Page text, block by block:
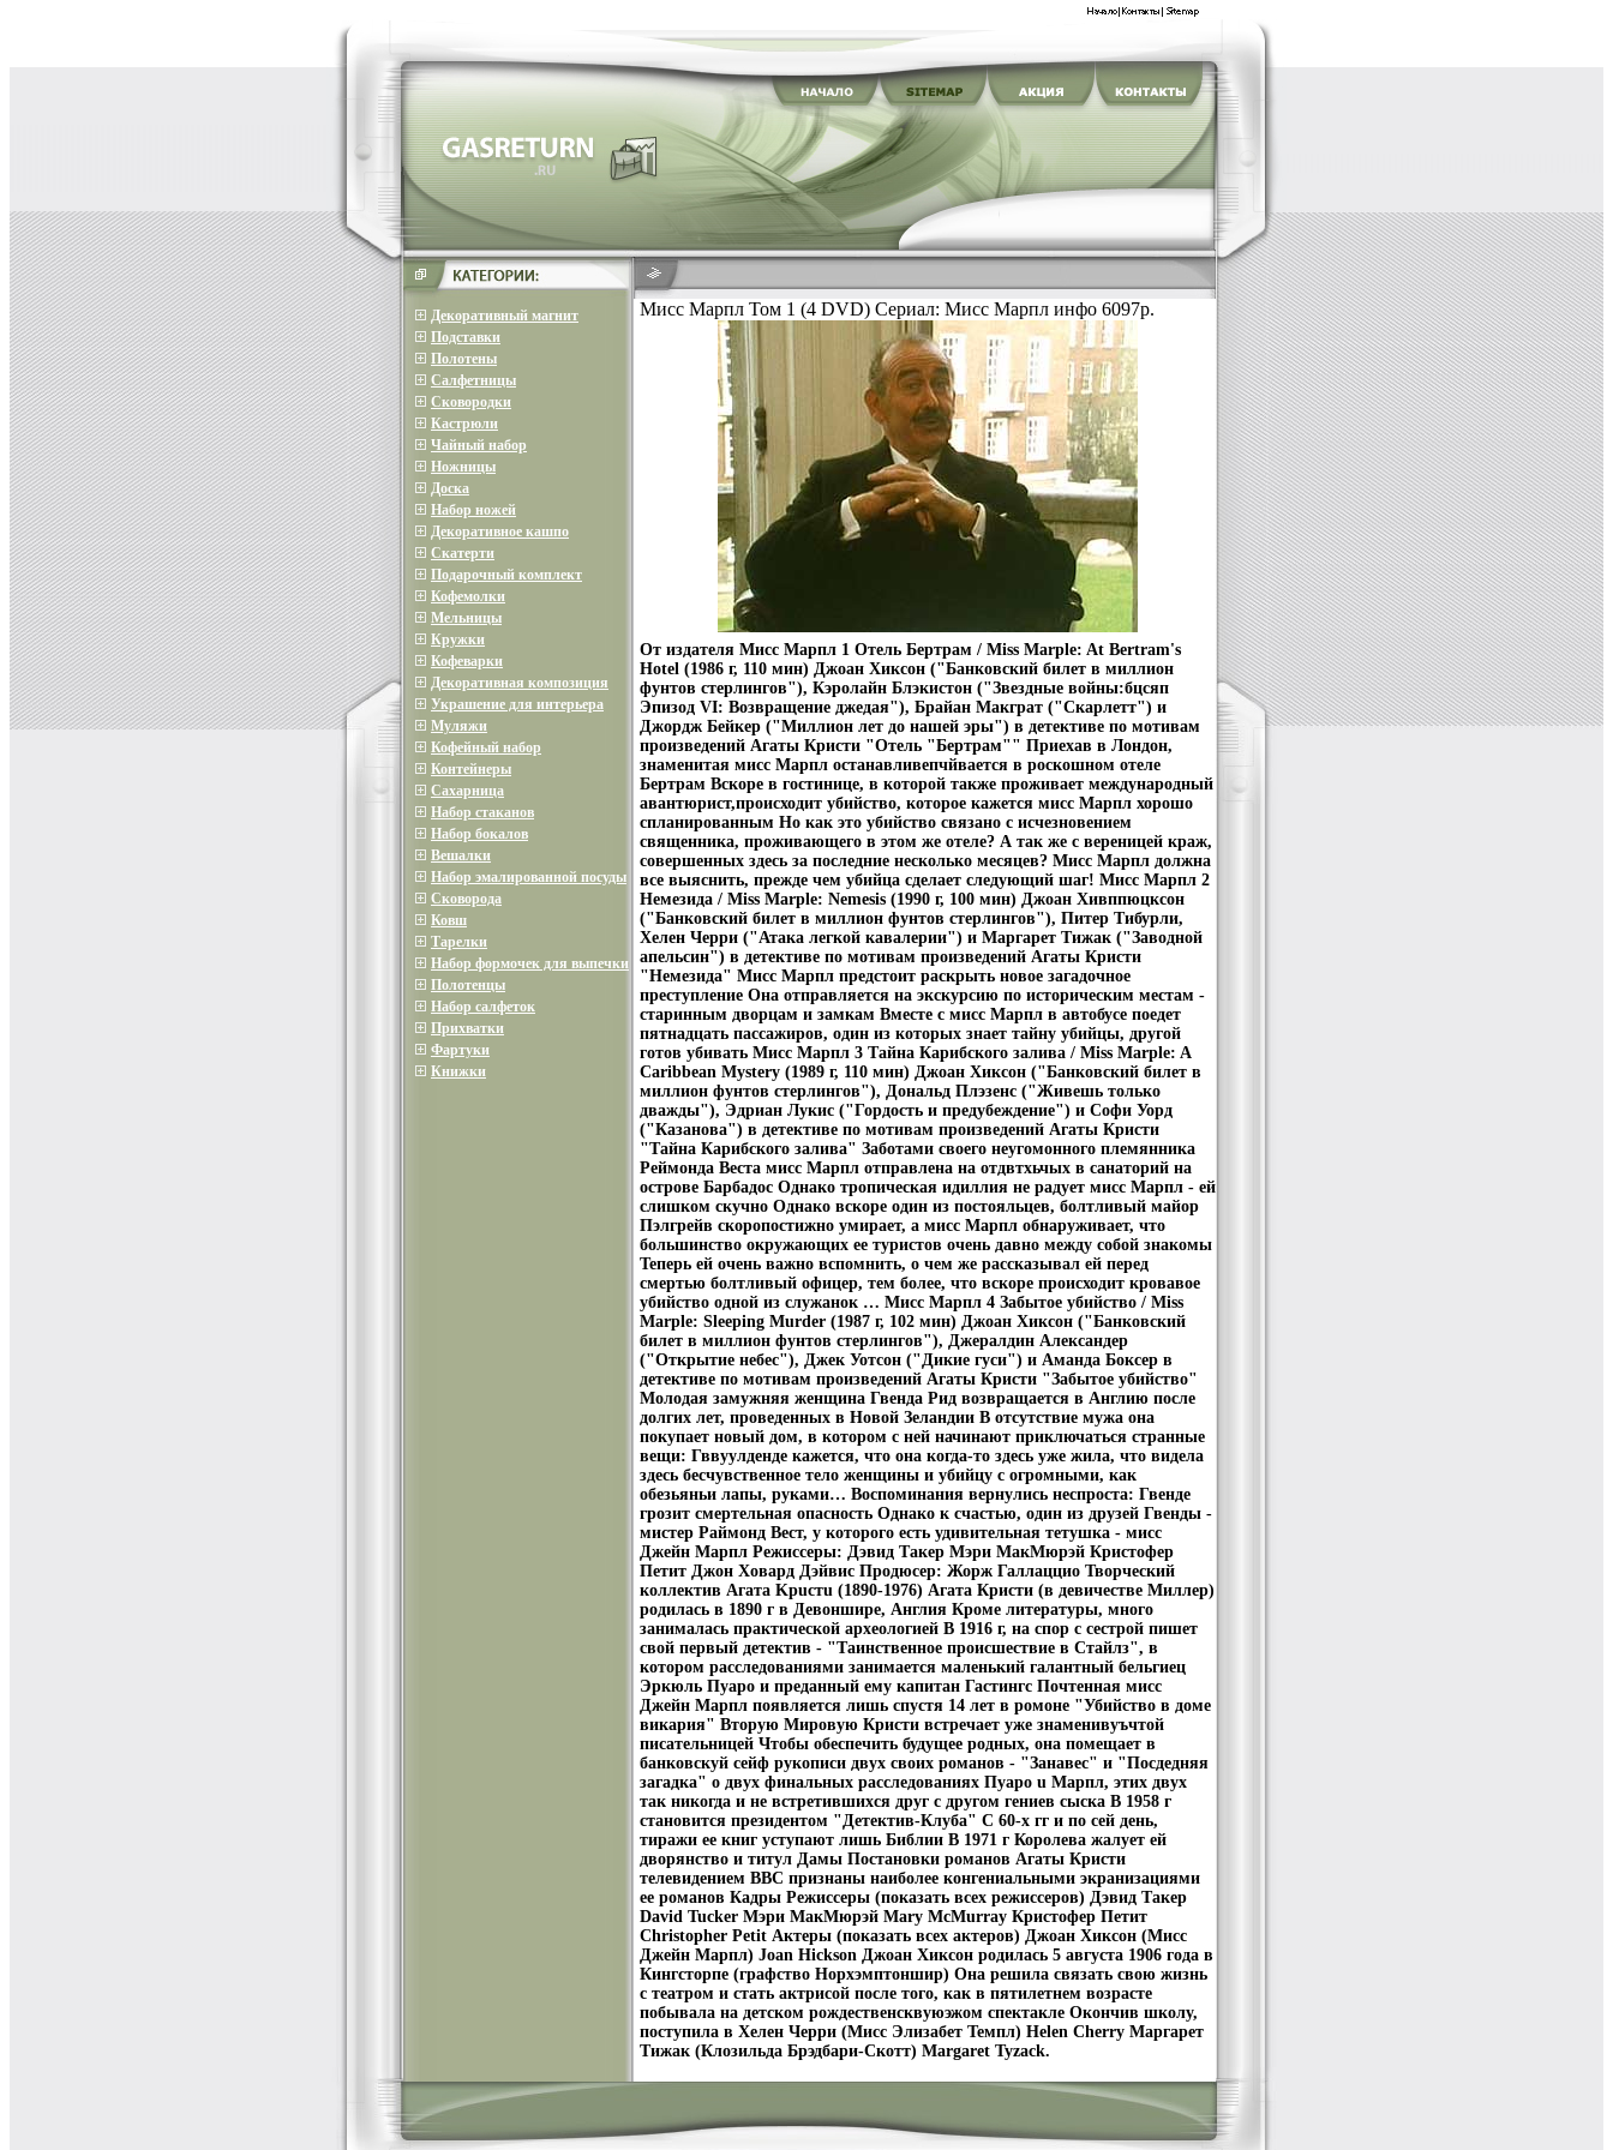
Декоративный магнит
Подставки
Полотены
Салфетницы
Сковородки
Кастрюли
Чайный набор
Ножницы
Доска
Набор ножей
Декоративное кашпо
Скатерти
Подарочный комплект
Кофемолки
Мельницы
Кружки
Кофеварки
Декоративная композиция
Украшение для интерьера
Муляжи
Кофейный набор
Контейнеры
Сахарница
Набор стаканов
Набор бокалов
Вешалки
Набор эмалированной посуды
Сковорода
Ковш
Тарелки
Набор формочек для выпечки
Полотенцы
Набор салфеток
Прихватки
Фартуки
Книжки
Мисс Марпл Том 1 (4 DVD) Сериал: Мисс Марпл инфо 6097p.
От издателя Мисс Марпл 1 Отель Бертрам / Miss Marple: At Bertram's
Hotel (1986 г, 110 мин) Джоан Хиксон ("Банковский билет в миллион
фунтов стерлингов"), Кэролайн Блэкистон ("Звездные войны:бцсяп
Эпизод VI: Возвращение джедая"), Брайан Макграт ("Скарлетт") и
Джордж Бейкер ("Миллион лет до нашей эры") в детективе по мотивам
произведений Агаты Кристи "Отель "Бертрам"" Приехав в Лондон,
знаменитая мисс Марпл останавливепчйвается в роскошном отеле
Бертрам Вскоре в гостинице, в которой также проживает международный
авантюрист,происходит убийство, которое кажется мисс Марпл хорошо
спланированным Но как это убийство связано с исчезновением
священника, проживающего в этом же отеле? А так же с вереницей краж,
совершенных здесь за последние несколько месяцев? Мисс Марпл должна
все выяснить, прежде чем убийца сделает следующий шаг! Мисс Марпл 2
Немезида / Miss Marple: Nemesis (1990 г, 100 мин) Джоан Хивппюцксон
("Банковский билет в миллион фунтов стерлингов"), Питер Тибурли,
Хелен Черри ("Атака легкой кавалерии") и Маргарет Тижак ("Заводной
апельсин") в детективе по мотивам произведений Агаты Кристи
"Немезида" Мисс Марпл предстоит раскрыть новое загадочное
преступление Она отправляется на экскурсию по историческим местам -
старинным дворцам и замкам Вместе с мисс Марпл в автобусе поедет
пятнадцать пассажиров, один из которых знает тайну убийцы, другой
готов убивать Мисс Марпл 3 Тайна Карибского залива / Miss Marple: A
Caribbean Mystery (1989 г, 110 мин) Джоан Хиксон ("Банковский билет в
миллион фунтов стерлингов"), Дональд Плэзенс ("Живешь только
дважды"), Эдриан Лукис ("Гордость и предубеждение") и Софи Уорд
("Казанова") в детективе по мотивам произведений Агаты Кристи
"Тайна Карибского залива" Заботами своего неугомонного племянника
Реймонда Веста мисс Марпл отправлена на отдвтхьчых в санаторий на
острове Барбадос Однако тропическая идиллия не радует мисс Марпл - ей
слишком скучно Однако вскоре один из постояльцев, болтливый майор
Пэлгрейв скоропостижно умирает, а мисс Марпл обнаруживает, что
большинство окружающих ее туристов очень давно между собой знакомы
Теперь ей очень важно вспомнить, о чем же рассказывал ей перед
смертью болтливый офицер, тем более, что вскоре происходит кровавое
убийство одной из служанок … Мисс Марпл 4 Забытое убийство / Miss
Marple: Sleeping Murder (1987 г, 102 мин) Джоан Хиксон ("Банковский
билет в миллион фунтов стерлингов"), Джералдин Александер
("Открытие небес"), Джек Уотсон ("Дикие гуси") и Аманда Боксер в
детективе по мотивам произведений Агаты Кристи "Забытое убийство"
Молодая замужняя женщина Гвенда Рид возвращается в Англию после
долгих лет, проведенных в Новой Зеландии В отсутствие мужа она
покупает новый дом, в котором с ней начинают приключаться странные
вещи: Гввуулденде кажется, что она когда-то здесь уже жила, что видела
здесь бесчувственное тело женщины и убийцу с огромными, как
обезьяньи лапы, руками… Воспоминания вернулись неспроста: Гвенде
грозит смертельная опасность Однако к счастью, один из друзей Гвенды -
мистер Раймонд Вест, у которого есть удивительная тетушка - мисс
Джейн Марпл Режиссеры: Дэвид Такер Мэри МакМюрэй Кристофер
Петит Джон Ховард Дэйвис Продюсер: Жорж Галлаццио Творческий
коллектив Агата Kpuстu (1890-1976) Агата Кристи (в девичестве Миллер)
родилась в 1890 г в Девоншире, Англия Кроме литературы, много
занималась практической археологией В 1916 г, на спор c сестрой пишет
свой первый детектив - "Таинственное происшествие в Стайлз", в
котором расследованиями занимается маленький галантный бельгиец
Эркюль Пуаро и преданный ему капитан Гастингс Почтенная мисс
Джейн Марпл появляется лишь спустя 14 лет в ромоне "Убийство в доме
викария" Вторую Мировую Кристи встречает уже знаменивуъчтой
писательницей Чтобы обеспечить будущее родных, она помещает в
банковскуй сейф рукописи двух своих романов - "Занавес" и "Посдедняя
загадка" о двух финальных расследованиях Пуаро u Марпл, этих двух
так никогда и не встретившихся друг с другом гениев сыска В 1958 г
становится президентом "Детектив-Клуба" С 60-х гг и по сей день,
тиражи ее книг уступают лишь Библии В 1971 г Королева жалует ей
дворянство и титул Дамы Постановки романов Агаты Кристи
телевидением ВBC признаны наиболее конгениальными экранизациями
ее романов Кадры Режиссеры (показать всех режиссеров) Дэвид Такер
David Tucker Мэри МакМюрэй Mary McMurray Кристофер Петит
Christopher Petit Актеры (показать всех актеров) Джоан Хиксон (Мисс
Джейн Марпл) Joan Hickson Джоан Хиксон родилась 5 августа 1906 года в
Кингсторпе (графство Норхэмптоншир) Она решила связать свою жизнь
с театром и стать актрисой после того, как в пятилетнем возрасте
побывала на детском рождественсквуюэжом спектакле Окончив школу,
поступила в Хелен Черри (Мисс Элизабет Темпл) Helen Cherry Маргарет
Тижак (Клозильда Брэдбари-Скотт) Margaret Tyzack.